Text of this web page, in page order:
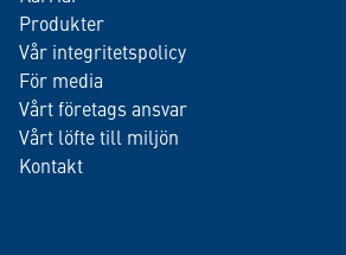
Produkter
Vår integritetspolicy
För media
Vårt företags ansvar
Vårt löfte till miljön
Kontakt